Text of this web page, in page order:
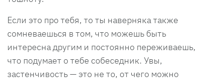
Если это про тебя, то ты наверняка также
сомневаешься в том, что можешь быть
интересна другим и постоянно переживаешь,
что подумает о тебе собеседник. Увы,
застенчивость — это не то, от чего можно